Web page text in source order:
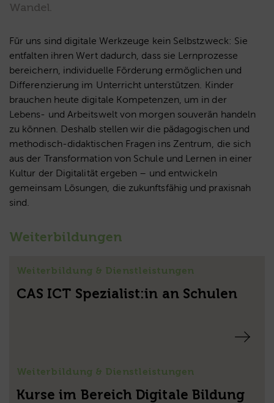
Wandel.
Für uns sind digitale Werkzeuge kein Selbstzweck: Sie
entfalten ihren Wert dadurch, dass sie Lernprozesse
bereichern, individuelle Förderung ermöglichen und
Differenzierung im Unterricht unterstützen. Kinder
brauchen heute digitale Kompetenzen, um in der
Lebens- und Arbeitswelt von morgen souverän handeln
zu können. Deshalb stellen wir die pädagogischen und
methodisch-didaktischen Fragen ins Zentrum, die sich
aus der Transformation von Schule und Lernen in einer
Kultur der Digitalität ergeben – und entwickeln
gemeinsam Lösungen, die zukunftsfähig und praxisnah
sind.
Weiterbildungen
Weiterbildung & Dienstleistungen
CAS ICT Spezialist:in an Schulen
Weiterbildung & Dienstleistungen
Kurse im Bereich Digitale Bildung